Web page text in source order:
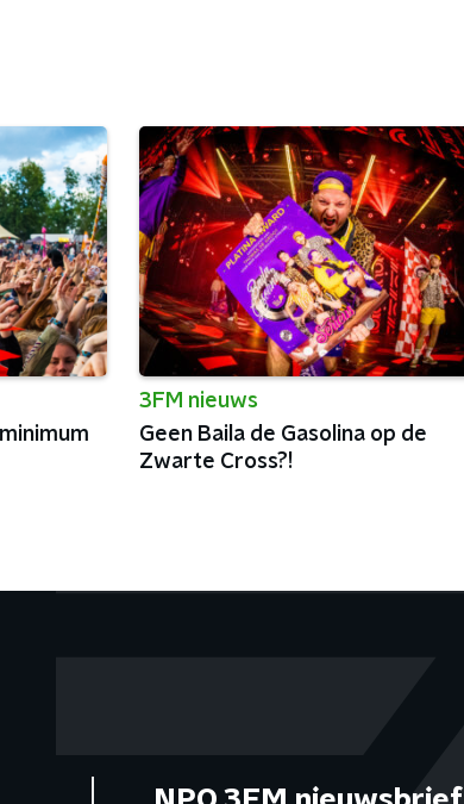
3FM nieuws
Geen Baila de Gasolina op de
Zwarte Cross?!